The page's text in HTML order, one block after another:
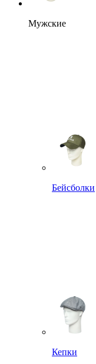
Мужские
Бейсболки
Кепки